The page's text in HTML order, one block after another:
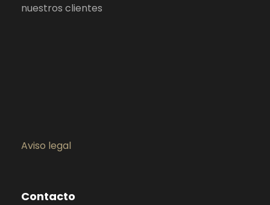
nuestros clientes
Aviso legal
Contacto